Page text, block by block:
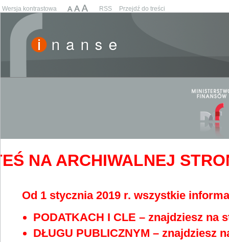
Wersja kontrastowa RSS Przejdź do treści
NA ARCHIWALNEJ
Od 1 stycznia 2019 r. wszystkie
PODATKACH I CLE – znajdziesz na
DŁUGU PUBLICZNYM – znajdziesz